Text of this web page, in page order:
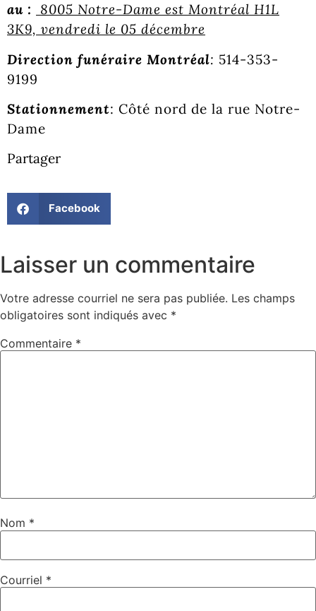
au :
8005 Notre-Dame est Montréal H1L
3K9, vendredi le 05 décembre
Direction funéraire Montréal: 514-353-
9199
Stationnement: Côté nord de la rue Notre-
Dame
Partager
Facebook
Laisser un commentaire
Votre adresse courriel ne sera pas publiée. Les champs
obligatoires sont indiqués avec *
Commentaire *
Nom *
Courriel *